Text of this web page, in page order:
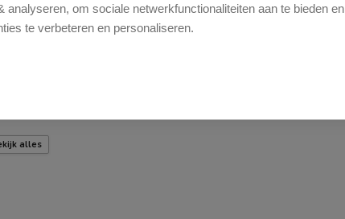
analyseren, om sociale netwerkfunctionaliteiten aan te bieden en
te verbeteren en personaliseren.
zelf te monteren
alles